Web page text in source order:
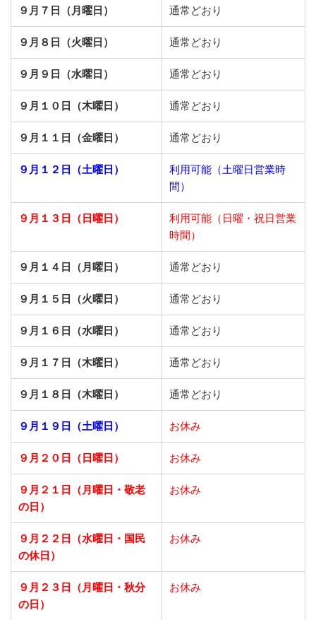
９月７日（月曜日） 通常どおり
９月８日（火曜日） 通常どおり
９月９日（水曜日） 通常どおり
９月１０日（木曜日） 通常どおり
９月１１日（金曜日） 通常どおり
９月１２日（土曜日）
利用可能（土曜日営業時
間）
９月１３日（日曜日）
利用可能（日曜・祝日営業
時間）
９月１４日（月曜日） 通常どおり
９月１５日（火曜日） 通常どおり
９月１６日（水曜日） 通常どおり
９月１７日（木曜日） 通常どおり
９月１８日（木曜日） 通常どおり
９月１９日（土曜日） お休み
９月２０日（日曜日） お休み
９月２１日
（月曜日・敬老
の日）
お休み
９月２２日
（水曜日・国民
の休日）
お休み
９月２３日
（月曜日・秋分
の日）
お休み